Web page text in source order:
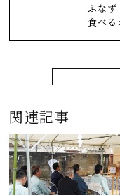
ふなず
食べ
関連記事